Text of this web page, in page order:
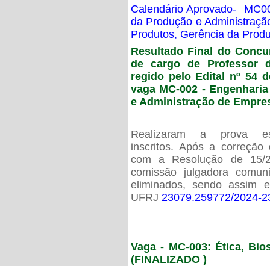
Calendário Aprovado-
da Produção e
Produtos, Gerência da
Resultado Final do
de cargo de Professor
regido pelo Edital nº 54
vaga MC-002 -
e Administração de
Realizaram a prova
inscritos. Após a
com a Resolução de 15/
comissão julgadora
eliminados, sendo assim
UFRJ 23079.259772/2024-
Vaga - MC-003: Ética,
(FINALIZADO )